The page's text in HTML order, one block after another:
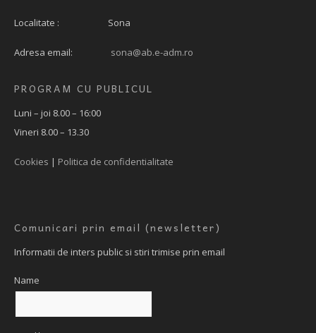
Localitate : Sona
Adresa email: sona@ab.e-adm.ro
PROGRAM CU PUBLICUL
Luni – joi 8.00 – 16:00
Vineri 8.00 – 13.30
Cookies | Politica de confidentialitate
Comunicari prin email (newsletter)
Informatii de inters public si stiri trimise prin email
Name